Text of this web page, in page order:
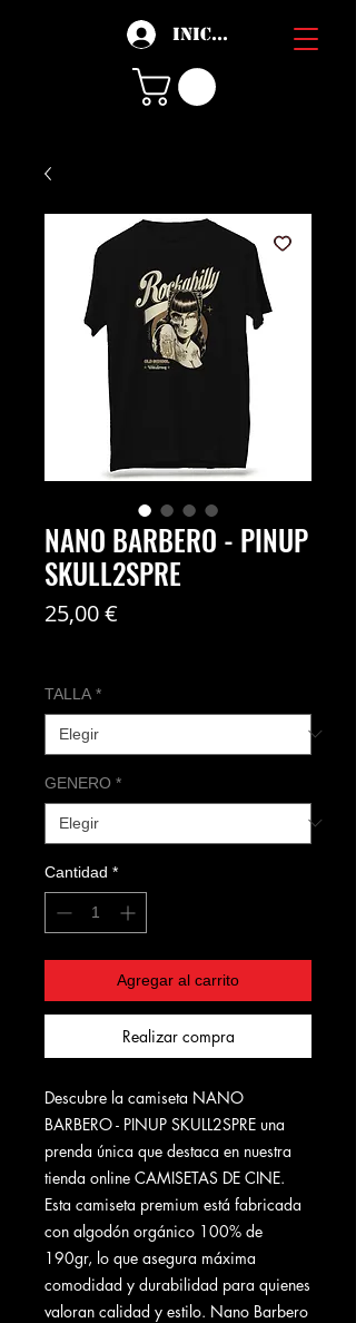
Iniciar sesión
NANO BARBERO - PINUP
SKULL2SPRE
25,00 €
TALLA *
GENERO *
Cantidad *
Agregar al carrito
Realizar compra
Descubre la camiseta NANO
BARBERO - PINUP SKULL2SPRE una
prenda única que destaca en nuestra
tienda online CAMISETAS DE CINE.
Esta camiseta premium está fabricada
con algodón orgánico 100% de
190gr, lo que asegura máxima
comodidad y durabilidad para quienes
valoran calidad y estilo. Nano Barbero